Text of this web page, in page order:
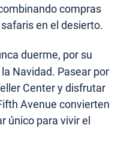
compras
en el desierto.
duerme, por su
Navidad. Pasear por
Center y disfrutar
Avenue convierten
único para vivir el